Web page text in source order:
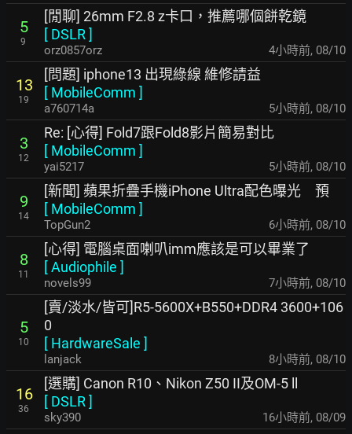
5
9
[閒聊] 26mm F2.8 z卡口，推薦哪個餅乾鏡
[ DSLR]
orz0857orz 4小時前, 08/10
13
19
[問題] iphone13 出現綠線 維修請益
[ MobileComm ]
a760714a 5小時前, 08/10
3
12
Re: [心得] Fold7跟Fold8影片簡易對比
[ MobileComm ]
yai5217 5小時前, 08/10
9
14
[新聞] 蘋果折疊手機iPhone Ultra配色曝光 預
[ MobileComm ]
TopGun2 6小時前, 08/10
8
11
[心得] 電腦桌面喇叭imm應該是可以畢業了
[Audiophile ]
novels99 7小時前, 08/10
5
10
[賣/淡水/皆可]R5-5600X+B550+DDR4 3600+106
0
[ HardwareSale ]
lanjack 8小時前, 08/10
16
36
[選購] Canon R10、Nikon Z50 II及OM-5 ll
[ DSLR]
sky390 16小時前, 08/09